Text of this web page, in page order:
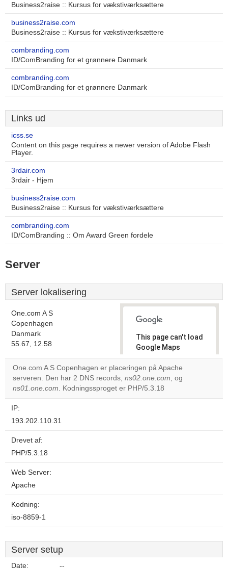
Business2raise :: Kursus for vækstiværksættere
business2raise.com
Business2raise :: Kursus for vækstiværksættere
combranding.com
ID/ComBranding for et grønnere Danmark
combranding.com
ID/ComBranding for et grønnere Danmark
Links ud
icss.se
Content on this page requires a newer version of Adobe Flash
Player.
3rdair.com
3rdair - Hjem
business2raise.com
Business2raise :: Kursus for vækstiværksættere
combranding.com
ID/ComBranding :: Om Award Green fordele
Server
Server lokalisering
One.com A S
Copenhagen
Danmark
55.67, 12.58
This page can't load
Google Maps
correctly.
Do you
own this
One.com A S Copenhagen er placeringen på Apache
serveren. Den har 2 DNS records, ns02.one.com, og
ns01.one.com. Kodningssproget er PHP/5.3.18
IP:
193.202.110.31
Drevet af:
PHP/5.3.18
Web Server:
Apache
Kodning:
iso-8859-1
Server setup
Date: --